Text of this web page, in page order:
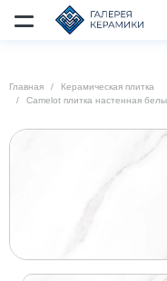
Главная
Керамическая плитка
Camelot плитка настенная